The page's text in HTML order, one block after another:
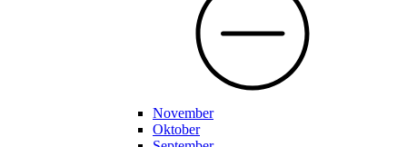
November
Oktober